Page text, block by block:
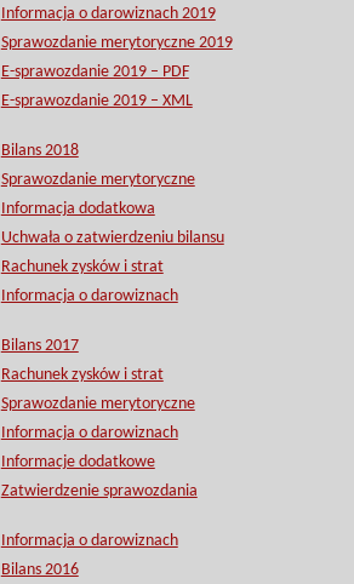
Informacja o darowiznach 2019
Sprawozdanie merytoryczne 2019
E-sprawozdanie 2019 – PDF
E-sprawozdanie 2019 – XML
Bilans 2018
Sprawozdanie merytoryczne
Informacja dodatkowa
Uchwała o zatwierdzeniu bilansu
Rachunek zysków i strat
Informacja o darowiznach
Bilans 2017
Rachunek zysków i strat
Sprawozdanie merytoryczne
Informacja o darowiznach
Informacje dodatkowe
Zatwierdzenie sprawozdania
Informacja o darowiznach
Bilans 2016